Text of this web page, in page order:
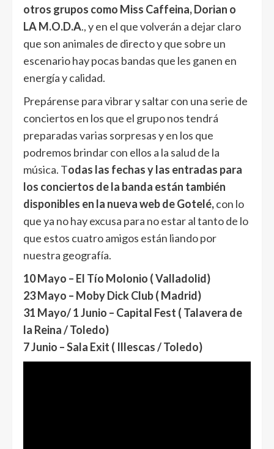
otros grupos como Miss Caffeina, Dorian o
LA M.O.D.A., y en el que volverán a dejar claro
que son animales de directo y que sobre un
escenario hay pocas bandas que les ganen en
energía y calidad.
Prepárense para vibrar y saltar con una serie de
conciertos en los que el grupo nos tendrá
preparadas varias sorpresas y en los que
podremos brindar con ellos a la salud de la
música. Todas las fechas y las entradas para
los conciertos de la banda están también
disponibles en la nueva web de Gotelé,con lo
que ya no hay excusa para no estar al tanto de lo
que estos cuatro amigos están liando por
nuestra geografía.
10 Mayo – El Tío Molonio ( Valladolid)
23 Mayo – Moby Dick Club ( Madrid)
31 Mayo/ 1 Junio – Capital Fest ( Talavera de
la Reina / Toledo)
7 Junio – Sala Exit ( Illescas / Toledo)